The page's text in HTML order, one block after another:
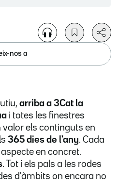
nos a
arriba a 3Cat la
i totes les finestres
els continguts en
365 dies de l'any. Cada
en concret.
. Tot i els pals a les rodes
d'àmbits on encara no